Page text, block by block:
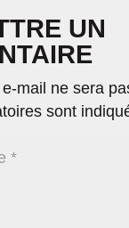
UN
mail ne sera
sont